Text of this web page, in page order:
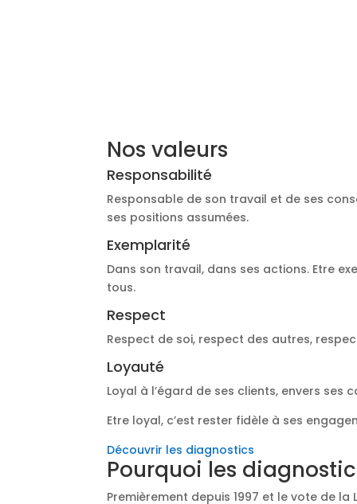
Nos valeurs
Responsabilité
Responsable de son travail et de ses
ses positions assumées.
Exemplarité
Dans son travail, dans ses actions. Etre
tous.
Respect
Respect de soi, respect des autres,
Loyauté
Loyal à l’égard de ses clients, envers
Etre loyal, c’est rester fidèle à ses
Découvrir les diagnostics
Pourquoi les
Premièrement depuis 1997 et le vote de